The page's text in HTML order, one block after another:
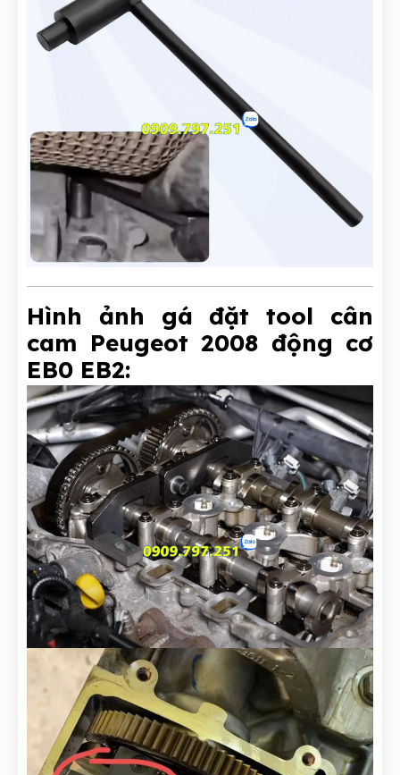
Hình ảnh gá đặt tool cân
cam Peugeot 2008 động cơ
EB0 EB2: